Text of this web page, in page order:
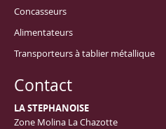
Concasseurs
Alimentateurs
Transporteurs à tablier métallique
Contact
LA STEPHANOISE
Zone Molina La Chazotte